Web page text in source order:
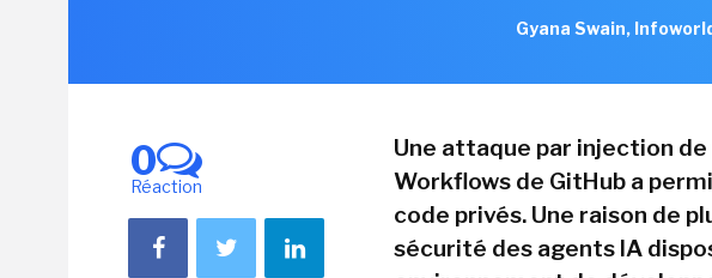
Gyana Swain,
0
Réaction
Une attaque par injection
Workflows de GitHub a
code privés. Une raison de
sécurité des agents IA